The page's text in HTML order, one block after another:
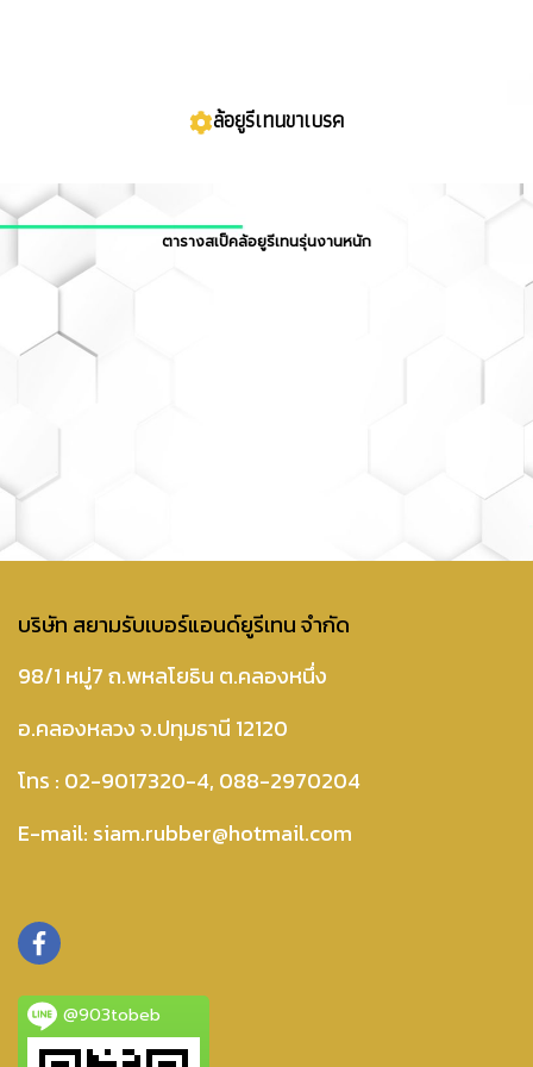
ล้อยูรีเทนขาเบรค
ตารางสเป็คล้อยูรีเทนรุ่นงานหนัก
บริษัท สยามรับเบอร์แอนด์ยูรีเทน จำกัด
98/1 หมู่7 ถ.พหลโยธิน ต.คลองหนึ่ง
อ.คลองหลวง จ.ปทุมธานี 12120
โทร : 02-9017320-4, 088-2970204
E-mail: siam.rubber@hotmail.com
@903tobeb